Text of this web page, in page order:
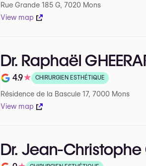
Rue Grande 185 G, 7020 Mons
View map
Dr. Raphaël
Note de 4.9 sur 5 sur Google
4.9★ CHIRURGIEN ESTHÉTIQUE
Résidence de la Bascule 17, 7000 Mons
View map
Dr. Jean-Christophe